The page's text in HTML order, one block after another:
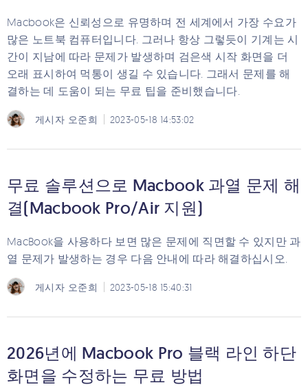
Macbook은 신뢰성으로 유명하며 전 세계에서 가장 수요가
많은 노트북 컴퓨터입니다. 그러나 항상 그렇듯이 기계는 시
간이 지남에 따라 문제가 발생하며 검은색 시작 화면을 더
오래 표시하여 먹통이 생길 수 있습니다. 그래서 문제를 해
결하는 데 도움이 되는 무료 팁을 준비했습니다.
게시자 오준희 2023-05-18 14:53:02
무료 솔루션으로 Macbook 과열 문제 해
결(Macbook Pro/Air 지원)
MacBook을 사용하다 보면 많은 문제에 직면할 수 있지만 과
열 문제가 발생하는 경우 다음 안내에 따라 해결하십시오.
게시자 오준희 2023-05-18 15:40:31
2026년에 Macbook Pro 블랙 라인 하단
화면을 수정하는 무료 방법